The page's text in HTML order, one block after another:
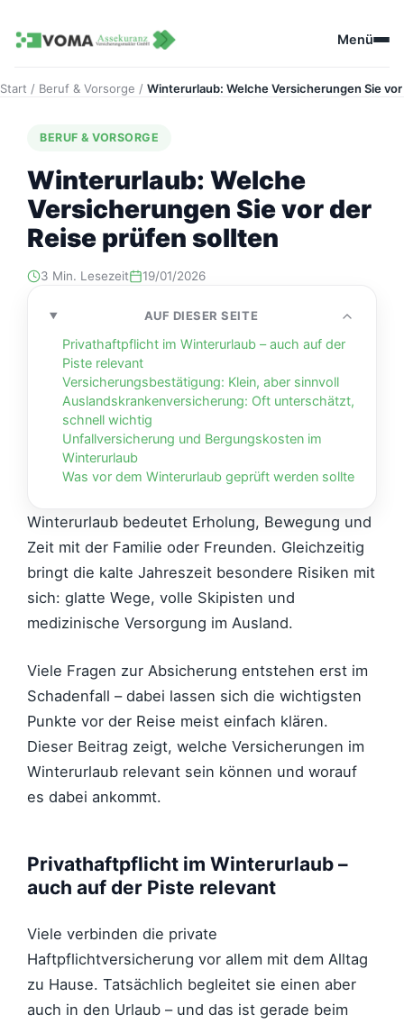
Inhalt
Menü
Start / Beruf & Vorsorge / Winterurlaub: Welche Versicherungen Sie
BERUF & VORSORGE
Winterurlaub: Welche
Versicherungen Sie vor der
Reise prüfen sollten
3 Min. Lesezeit 19/01/2026
AUF DIESER SEITE
Privathaftpflicht im Winterurlaub – auch auf der
Piste relevant
Versicherungsbestätigung: Klein, aber sinnvoll
Auslandskrankenversicherung: Oft unterschätzt,
schnell wichtig
Unfallversicherung und Bergungskosten im
Winterurlaub
Was vor dem Winterurlaub geprüft werden sollte
Winterurlaub bedeutet Erholung, Bewegung und
Zeit mit der Familie oder Freunden. Gleichzeitig
bringt die kalte Jahreszeit besondere Risiken mit
sich: glatte Wege, volle Skipisten und
medizinische Versorgung im Ausland.
Viele Fragen zur Absicherung entstehen erst im
Schadenfall – dabei lassen sich die wichtigsten
Punkte vor der Reise meist einfach klären.
Dieser Beitrag zeigt, welche Versicherungen im
Winterurlaub relevant sein können und worauf
es dabei ankommt.
Privathaftpflicht im Winterurlaub –
auch auf der Piste relevant
Viele verbinden die private
Haftpflichtversicherung vor allem mit dem Alltag
zu Hause. Tatsächlich begleitet sie einen aber
auch in den Urlaub – und das ist gerade beim